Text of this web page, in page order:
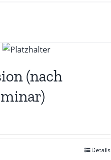
(nach
Details